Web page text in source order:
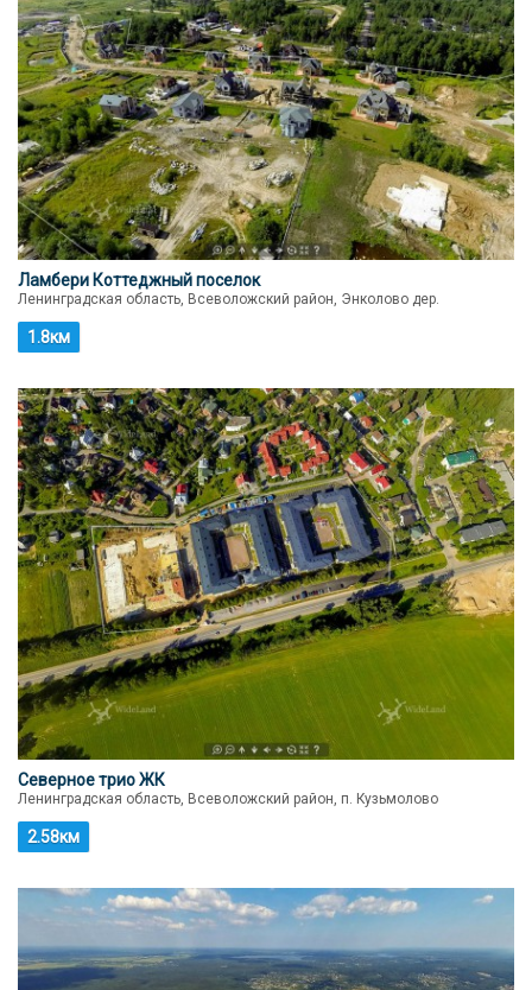
Ламбери Коттеджный поселок
Ленинградская область, Всеволожский район, Энколово дер.
1.8км
Северное трио ЖК
Ленинградская область, Всеволожский район, п. Кузьмолово
2.58км